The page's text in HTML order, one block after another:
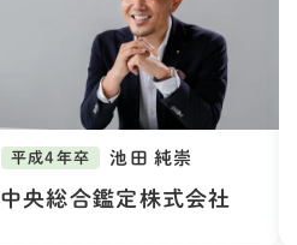
平成4年卒 池田 純崇
中央総合鑑定株式会社